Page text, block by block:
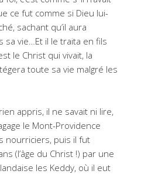
ce fut comme si Dieu lui-
sachant qu’il aura
sa vie…Et il le traita en fils
le Christ qui vivait, la
toute sa vie malgré les
appris, il ne savait ni lire,
le Mont-Providence
nourriciers, puis il fut
(l’âge du Christ !) par une
les Keddy, où il eut